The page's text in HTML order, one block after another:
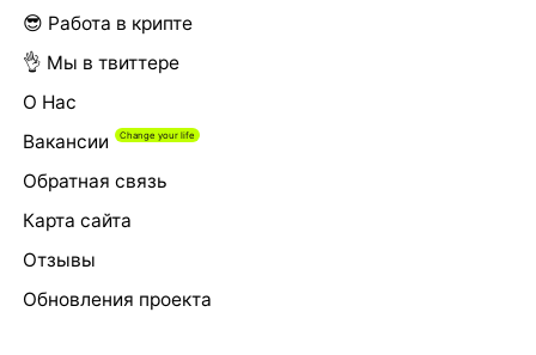
😎 Работа в крипте
👌 Мы в твиттере
О Нас
Вакансии
Обратная связь
Карта сайта
Отзывы
Обновления проекта